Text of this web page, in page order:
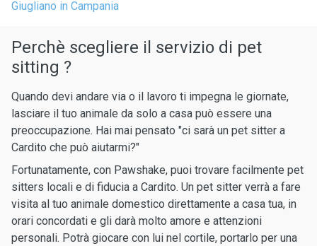
Giugliano in Campania
Perchè scegliere il servizio di pet
sitting ?
Quando devi andare via o il lavoro ti impegna le giornate,
lasciare il tuo animale da solo a casa può essere una
preoccupazione. Hai mai pensato "ci sarà un pet sitter a
Cardito che può aiutarmi?"
Fortunatamente, con Pawshake, puoi trovare facilmente pet
sitters locali e di fiducia a Cardito. Un pet sitter verrà a fare
visita al tuo animale domestico direttamente a casa tua, in
orari concordati e gli darà molto amore e attenzioni
personali. Potrà giocare con lui nel cortile, portarlo per una